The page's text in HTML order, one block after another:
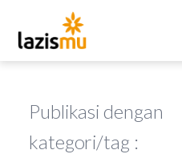
Publikasi dengan
kategori/tag :